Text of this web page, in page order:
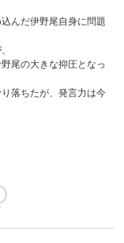
んだ伊野尾自身に問題
尾の大きな抑圧となっ
落ちたが、発言力は今